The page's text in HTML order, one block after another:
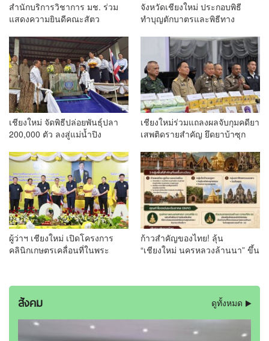
สำนักบริการวิชาการ มช. ร่วม
แสดงความยินดีคณะสัตว
รอบ 32 ปี พร้อมร่วมพิธีทอดผ้าป่า
สมทบทุนโรงพยาบาลช้าง
จังหวัดเชียงใหม่ ประกอบพิธี
ทำบุญตักบาตรและพิธีทาง
ถวายพระราชกุศล เนื่องใน
โอกาสวันเฉลิมพระชนมพรรษา
พระบาทสมเด็จพระเจ้าอยู่หัว 28
กรกฎาคม 2569
เชียงใหม่ จัดพิธีปล่อยพันธุ์ปลา
200,000 ตัว ลงสู่แม่น้ำปิง
พระเจ้าอยู่หัว เนื่องในโอกาสวัน
เฉลิมพระชนมพรรษา
เชียงใหม่ร่วมแถลงผลจับกุมคดียา
เสพติดรายสำคัญ ยึดยาบ้าซุก
ผู้ต้องหาเพิ่ม 2 ราย
ผู้ว่าฯ เชียงใหม่ เปิดโครงการ
คลินิกเกษตรเคลื่อนที่ในพระ
กรกฎาคม 2569 ยกระดับบริการ
เกษตรครบวงจรถึงพื้นที่
ก้าวสำคัญของไทย! ลุ้น
“เชียงใหม่ นครหลวงล้านนา” ขึ้น
สังคม ดูทั้งหมด